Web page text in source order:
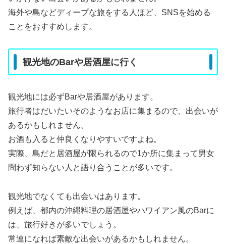
海外や島などディープな旅をする人ほど、SNSを始める
ことをおすすめします。
観光地のBarや居酒屋に行く
観光地には必ずBarや居酒屋があります。
旅行者はだいたいそのようなお店に集まるので、出会いが
あるかもしれません。
お酒も入ると仲良くなりやすいですよね。
実際、島だと居酒屋が限られるので1か所に集まって男女
問わず知らない人と語り合うことが多いです。
観光地でなくても出会いはあります。
例えば、都内の沖縄料理の居酒屋やハワイアン風のBarに
は、旅行好きが多いでしょう。
常連になれば素敵な出会いがあるかもしれません。